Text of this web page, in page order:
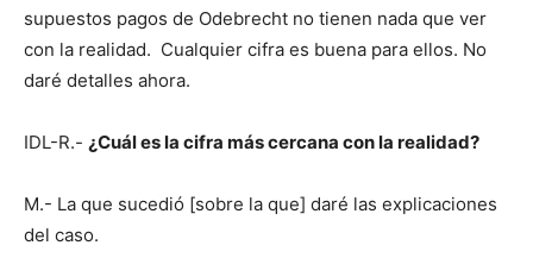
supuestos pagos de Odebrecht no tienen nada que ver
con la realidad. Cualquier cifra es buena para ellos. No
daré detalles ahora.
IDL-R.- ¿Cuál es la cifra más cercana con la realidad?
M.- La que sucedió [sobre la que] daré las explicaciones
del caso.